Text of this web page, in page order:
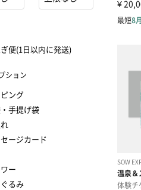
便(1日以内に発送)
ション
ング
手提げ袋
ージカード
ー
るみ